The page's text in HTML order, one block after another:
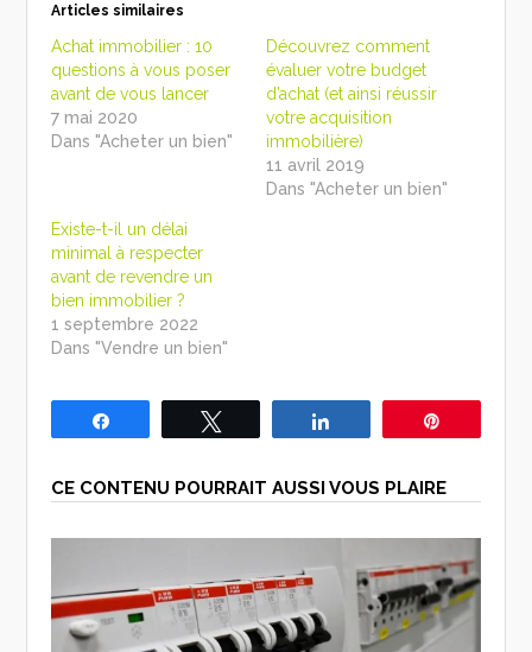
Articles similaires
Achat immobilier : 10
questions à vous poser
avant de vous lancer
7 mai 2020
Dans "Acheter un bien"
Découvrez comment
évaluer votre budget
d’achat (et ainsi réussir
votre acquisition
immobilière)
11 avril 2019
Dans "Acheter un bien"
Existe-t-il un délai
minimal à respecter
avant de revendre un
bien immobilier ?
1 septembre 2022
Dans "Vendre un bien"
CE CONTENU POURRAIT AUSSI VOUS PLAIRE